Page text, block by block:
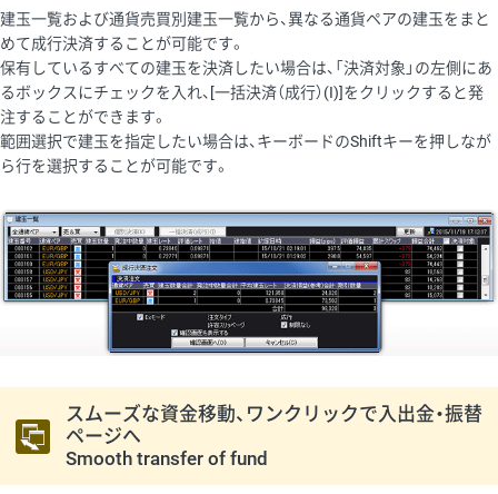
建玉一覧および通貨売買別建玉一覧から、異なる通貨ペアの建玉をまと
めて成行決済することが可能です。
保有しているすべての建玉を決済したい場合は、「決済対象」の左側にあ
るボックスにチェックを入れ、[一括決済（成行）(I)]をクリックすると発
注することができます。
範囲選択で建玉を指定したい場合は、キーボードのShiftキーを押しなが
ら行を選択することが可能です。
スムーズな資金移動、ワンクリックで入出金・振替
ページへ
Smooth transfer of fund